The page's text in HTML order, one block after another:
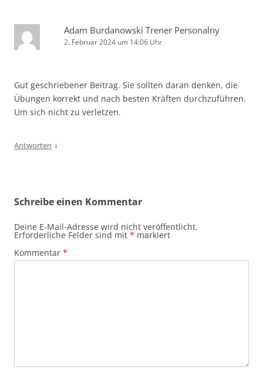
Adam Burdanowski Trener Personalny
2. Februar 2024 um 14:06 Uhr
Gut geschriebener Beitrag. Sie sollten daran denken, die
Übungen korrekt und nach besten Kräften durchzuführen.
Um sich nicht zu verletzen.
Antworten ↓
Schreibe einen Kommentar
Deine E-Mail-Adresse wird nicht veröffentlicht.
Erforderliche Felder sind mit * markiert
Kommentar *